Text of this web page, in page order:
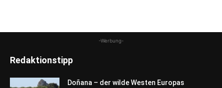
-Werbung-
Redaktionstipp
Doñana – der wilde Westen Europas